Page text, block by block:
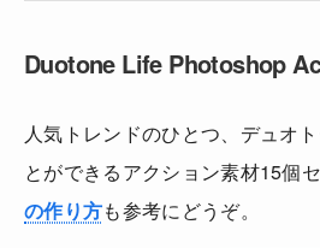
Duotone Life Photoshop
人気トレンドのひとつ、デュオ
とができるアクション素材15個セ
の作り方も参考にどうぞ。